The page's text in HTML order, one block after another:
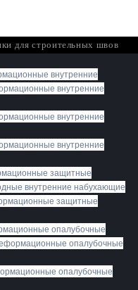
для строительных швов
внутренние
внутренние
внутренние
внутренние
защитные
внутренние набухающие
защитные
опалубочные
опалубочные
опалубочные